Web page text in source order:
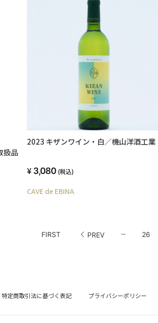
扱品
2023 キザンワイン・白／機山洋酒工業
3,080 (税込)
CAVE de EBINA
FIRST PREV ... 26
特定商取引法に基づく表記 プライバシーポリシー